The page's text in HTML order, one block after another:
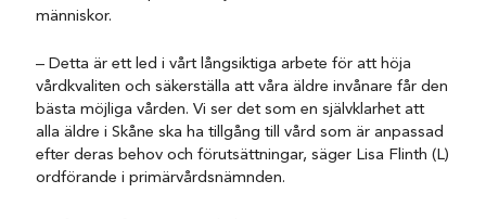
människor.
– Detta är ett led i vårt långsiktiga arbete för att höja
vårdkvaliten och säkerställa att våra äldre invånare får den
bästa möjliga vården. Vi ser det som en självklarhet att
alla äldre i Skåne ska ha tillgång till vård som är anpassad
efter deras behov och förutsättningar, säger Lisa Flinth (L)
ordförande i primärvårdsnämnden.